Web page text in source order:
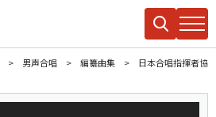
男声合唱 編纂曲集 日本合唱指揮者協